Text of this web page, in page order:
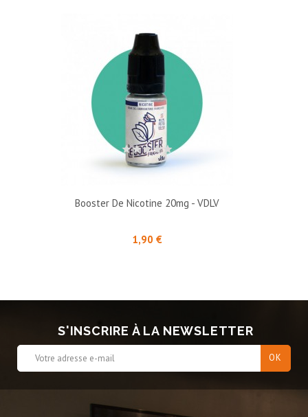
Booster De Nicotine 20mg - VDLV
1,90 €
S'INSCRIRE À LA NEWSLETTER